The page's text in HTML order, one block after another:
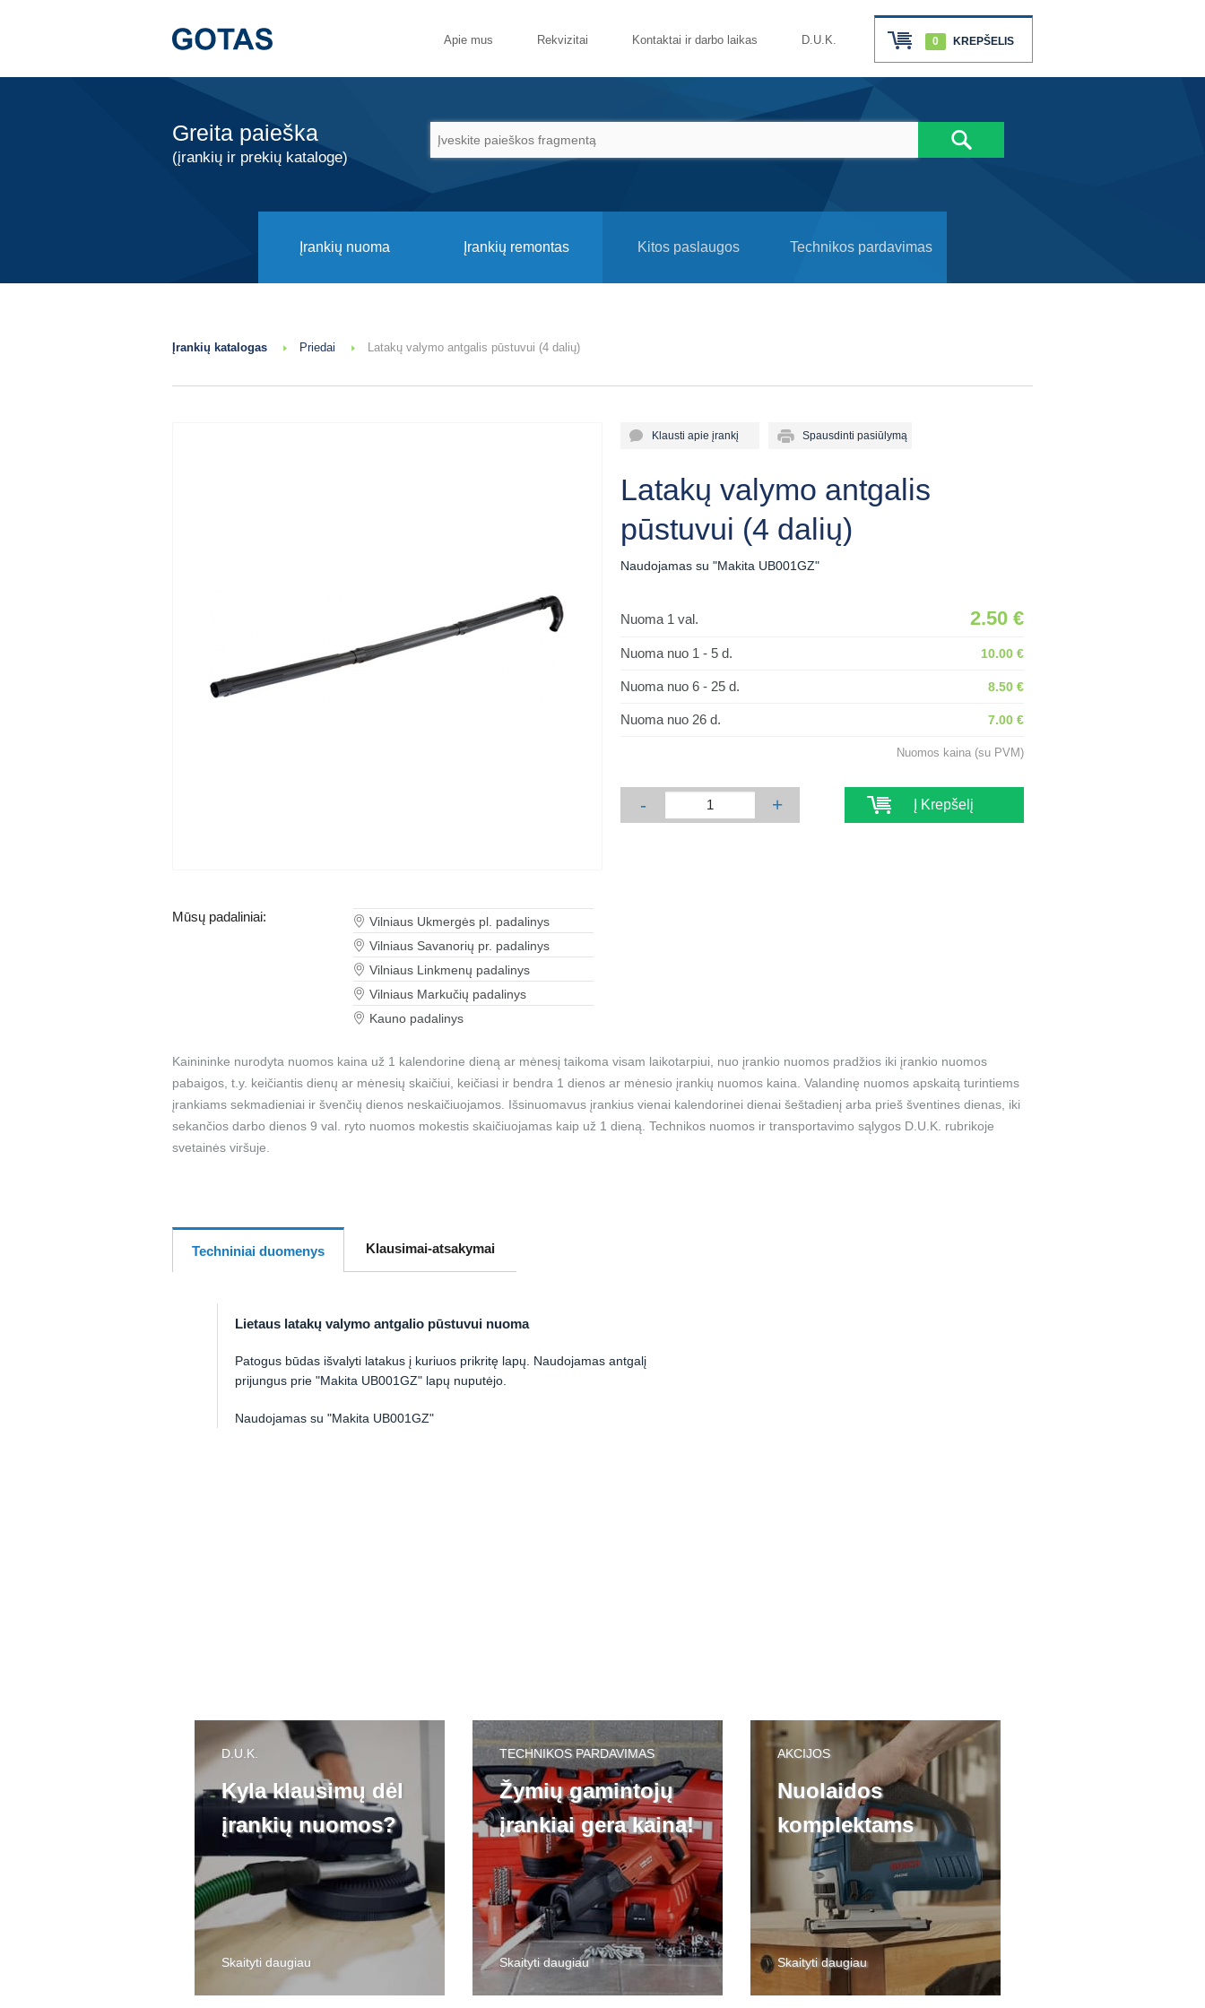
0 KREPŠELIS
Apie mus Rekvizitai Kontaktai ir darbo laikas D.U.K.
Greita paieška
(įrankių ir prekių kataloge)
Įrankių nuoma Įrankių remontas Kitos paslaugos Technikos pardavimas
Įrankių katalogas Priedai Latakų valymo antgalis pūstuvui (4 dalių)
Mūsų padaliniai:
Vilniaus Ukmergės pl. padalinys
Vilniaus Savanorių pr. padalinys
Vilniaus Linkmenų padalinys
Vilniaus Markučių padalinys
Kauno padalinys
Klausti apie įrankį Spausdinti pasiūlymą
Latakų valymo antgalis
pūstuvui (4 dalių)
Naudojamas su "Makita UB001GZ"
Nuoma 1 val. 2.50 €
Nuoma nuo 1 - 5 d. 10.00 €
Nuoma nuo 6 - 25 d. 8.50 €
Nuoma nuo 26 d. 7.00 €
Nuomos kaina (su PVM)
- + Į Krepšelį
Kainininke nurodyta nuomos kaina už 1 kalendorine dieną ar mėnesį taikoma visam laikotarpiui, nuo įrankio nuomos pradžios iki įrankio nuomos
pabaigos, t.y. keičiantis dienų ar mėnesių skaičiui, keičiasi ir bendra 1 dienos ar mėnesio įrankių nuomos kaina. Valandinę nuomos apskaitą turintiems
įrankiams sekmadieniai ir švenčių dienos neskaičiuojamos. Išsinuomavus įrankius vienai kalendorinei dienai šeštadienį arba prieš šventines dienas, iki
sekančios darbo dienos 9 val. ryto nuomos mokestis skaičiuojamas kaip už 1 dieną. Technikos nuomos ir transportavimo sąlygos D.U.K. rubrikoje
svetainės viršuje.
Techniniai duomenys Klausimai-atsakymai
Lietaus latakų valymo antgalio pūstuvui nuoma
Patogus būdas išvalyti latakus į kuriuos prikritę lapų. Naudojamas antgalį
prijungus prie "Makita UB001GZ" lapų nuputėjo.
Naudojamas su "Makita UB001GZ"
D.U.K.
Kyla klausimų dėl
įrankių nuomos?
Skaityti daugiau
TECHNIKOS PARDAVIMAS
Žymių gamintojų
įrankiai gera kaina!
Skaityti daugiau
AKCIJOS
Nuolaidos
komplektams
Skaityti daugiau